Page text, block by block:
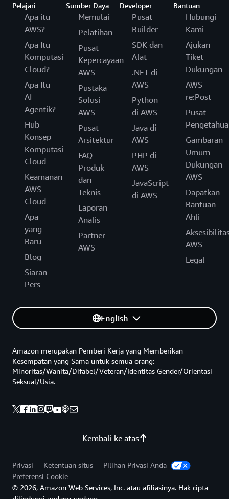
Pelajari
Apa itu
AWS?
Apa Itu
Komputasi
Cloud?
Apa Itu
AI
Agentik?
Hub
Konsep
Komputasi
Cloud
Keamanan
AWS
Cloud
Apa
yang
Baru
Blog
Siaran
Pers
Sumber Daya
Memulai
Pelatihan
Pusat
Kepercayaan
AWS
Pustaka
Solusi
AWS
Pusat
Arsitektur
FAQ
Produk
dan
Teknis
Laporan
Analis
Partner
AWS
Developer
Pusat
Builder
SDK dan
Alat
.NET di
AWS
Python
di AWS
Java di
AWS
PHP di
AWS
JavaScript
di AWS
Bantuan
Hubungi
Kami
Ajukan
Tiket
Dukungan
AWS
re:Post
Pusat
Gambaran
Umum
Dukungan
AWS
Dapatkan
Bantuan
Ahli
AWS
Legal
English
Kembali ke atas
Amazon merupakan Pemberi Kerja yang Memberikan
Kesempatan yang Sama untuk semua orang:
Minoritas/Wanita/Difabel/Veteran/Identitas Gender/Orientasi
Seksual/Usia.
Privasi Ketentuan situs
Pilihan Privasi Anda
Preferensi Cookie
© 2026, Amazon Web Services, Inc. atau afiliasinya. Hak cipta